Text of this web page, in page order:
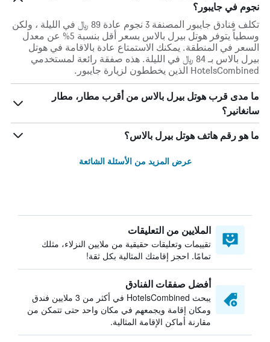
نجوم في جايبور؟
تكلف فنادق جايبور المصنفة 3 نجوم عادة 89 ﷼ في الليلة ، ولكن
وسطياً يتوفر هوتل بيرل بالاس بسعر أقل بنسبة 5% عن معدل
السعر في المنطقة. يمكنك الاستمتاع عادة بالاقامة في هوتل
بيرل بالاس بـ 84 ﷼ في الليلة. هذه صفقة رائعة لمستخدمي
HotelsCombined الذين يخططون لزيارة جايبور.
ما مدى قرب هوتل بيرل بالاس من أقرب مطار، مطار
سانغانير؟
ما هو رقم هاتف هوتل بيرل بالاس؟
عرض المزيد من الأسئلة الشائعة
الملايين من التعليقات
تقييمات وتعليقات حقيقية من ملايين النزلاء، مثلك
تمامًا. احجز إقامتك المثالية بكل ثقة!
أفضل صفقات الفنادق
يبحث HotelsCombined في أكثر من 3 ملايين فندق
ومكان إقامة ويجمعهم في مكان واحد حتى تتمكن من
مقارنة أماكن الإقامة المثالية.